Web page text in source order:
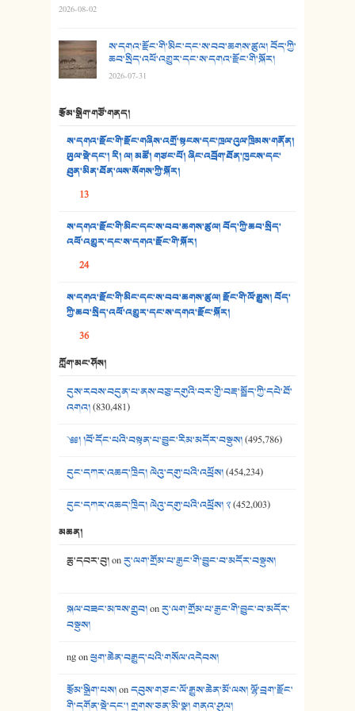
30. སི་ལིང་འབྲི་མོ། - ཕན་ཐོག
31. ཕ་ཡུལ་ཡར་ཀླུང་།
32. ཨ་མ།
33. འཛོམས་པའི་ལམ།
34. ཉི་མ་སེམས་ལ་ཞོག་དང་། - ཟླ་སྒྲོན།
36. ཟླ་གཞོན་སྙན་དབྱངས། - ཟླ་སྒྲོན།
38. ཡབ་ཡུམ། - ཟླ་སྒྲོན།
2026-08-02
ས་དགའ་རྫོང་གི་མིང་དང་ས་བབ་ཆགས་ཚུལ། བོད་ཀྱི་
ཆབ་སྲིད་འཕོ་འགྱུར་དང་ས་དགའ་རྫོང་གི་སྐོར།
2026-07-31
རྩོམ་སྒྲིག་གཙོ་གནད།
ས་དགའ་རྫོང་གི་རྫོང་གཞིས་འགྲོ་སྟངས་དང་ཁྲལ་འུལ་ཁྲིམས་གནོན།
ཡུལ་སྡེ་དང་། རི། ལ། མཚོ། གཙང་པོ། ཞིང་འབྲོག་ཐོན་ཁུངས་དང་
ཐུན་མིན་ཐོན་ལས་སོགས་ཀྱི་སྐོར།
13
ས་དགའ་རྫོང་གི་མིང་དང་ས་བབ་ཆགས་ཚུལ། བོད་ཀྱི་ཆབ་སྲིད་
འཕོ་འགྱུར་དང་ས་དགའ་རྫོང་གི་སྐོར།
24
ས་དགའ་རྫོང་གི་མིང་དང་ས་བབ་ཆགས་ཚུལ། རྫོང་གི་ལོ་རྒྱུས། བོད་
ཀྱི་ཆབ་སྲིད་འཕོ་འགྱུར་དང་ས་དགའ་རྫོང་སྐོར།
36
ཀློག་མང་ཤོས།
དུས་རབས་བདུན་པ་ནས་བཅུ་དགུའི་བར་གྱི་བརྡ་སྤྲོད་ཀྱི་དཔེ་ཐོ་
འགའ།(830,481)
༄༅། །བོ་དོང་པའི་བསྟན་པ་བྱུང་རིམ་མདོར་བསྡུས།(495,786)
དུང་དཀར་འཆད་ཁྲིད། ལེའུ་དགུ་པའི་འཕྲོས།(454,234)
དུང་དཀར་འཆད་ཁྲིད། ལེའུ་དགུ་པའི་འཕྲོས། ༢(452,003)
མཆན།
ཆུ་དབར་བུ།onརུ་ལག་གྲོམ་པ་རྒྱང་གི་བྱུང་བ་མདོར་བསྡུས།
སྐལ་བཟང་མཁས་གྲུབ།onརུ་ལག་གྲོམ་པ་རྒྱང་གི་བྱུང་བ་མདོར་
བསྡུས།
ngonཕྱག་ཆེན་བརྒྱུད་པའི་གསོལ་འདེབས།
རྩོམ་སྒྲིག་པས།onདབུས་གཙང་ལོ་རྒྱུས་ཆེན་མོ་ལས། ལྷོ་བྲག་རྫོང་
གི་དགོན་སྡེ་དང་། གྲགས་ཅན་མི་སྣ། གནའ་ཤུལ།